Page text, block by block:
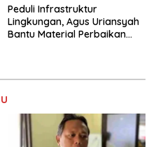
Peduli Infrastruktur
Lingkungan, Agus Uriansyah
Bantu Material Perbaikan